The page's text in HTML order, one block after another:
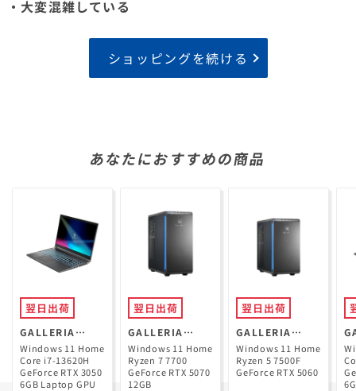
・大変混雑している
ショッピングを続ける
あなたにおすすめの商品
翌日出荷
GALLERIA
RL7C-R35-5N
Windows 11 Home
Core i7-13620H
GeForce RTX 3050
6GB Laptop GPU
翌日出荷
GALLERIA
XPR7A-R57-GD
Ryzen 7 7700
搭載
Windows 11 Home
Ryzen 7 7700
GeForce RTX 5070
12GB
翌日出荷
GALLERIA
XGR5M-R56-
GD Ryzen 5
7500F搭載
Windows 11 Home
Ryzen 5 7500F
GeForce RTX 5060